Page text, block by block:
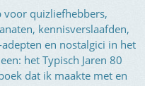
voor quizliefhebbers,
kennisverslaafden,
en nostalgici in het
het Typisch Jaren 80
dat ik maakte met en